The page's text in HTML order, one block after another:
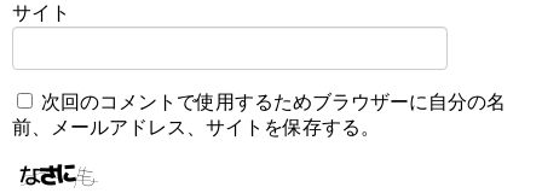
サイト
次回のコメントで使用するためブラウザーに自分の名
前、メールアドレス、サイトを保存する。